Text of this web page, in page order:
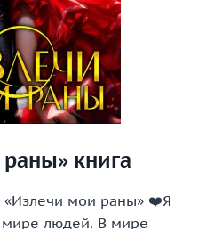
книга
«Излечи мои раны» ❤️Я
мире людей. В мире